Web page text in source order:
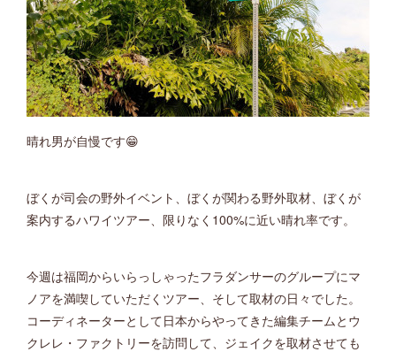
晴れ男が自慢です😁
ぼくが司会の野外イベント、ぼくが関わる野外取材、ぼくが
案内するハワイツアー、限りなく100%に近い晴れ率です。
今週は福岡からいらっしゃったフラダンサーのグループにマ
ノアを満喫していただくツアー、そして取材の日々でした。
コーディネーターとして日本からやってきた編集チームとウ
クレレ・ファクトリーを訪問して、ジェイクを取材させても